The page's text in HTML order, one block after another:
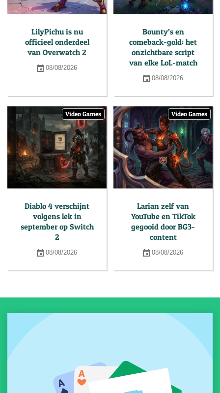
LilyPichu is nu
officieel onderdeel
van Overwatch 2
08/08/2026
Bounty’s en
comeback-gold: het
onzichtbare script
van elke LoL-match
08/08/2026
Video Games
Diablo 4 verschijnt
volgens lek in
september op Switch
2
08/08/2026
Video Games
Larian zelf van
YouTube en TikTok
gegooid door BG3-
content
08/08/2026